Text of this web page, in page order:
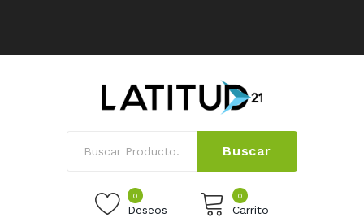
Buscar
0
Deseos
0
Carrito